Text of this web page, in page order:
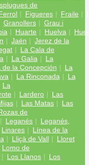
de
Figueres Fraile
Granollers
Grau i
Huarte Huelva
Jaén
Jerez de la
La Cala de
La Galia
La
de la Concepción
La
La Rinconada
La
La
Lardero
Las
Las Matas
Las
de
Leganés
Leganés,
Linares
Línea de la
Lliçà de Vall
Lloret
Lomo de
Los Llanos
Los